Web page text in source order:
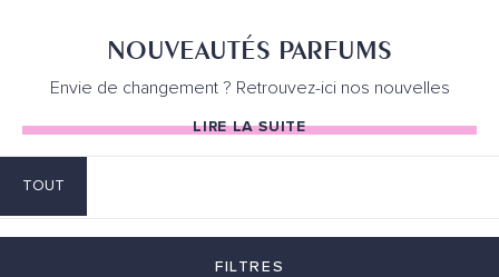
NOUVEAUTÉS PARFUMS
Envie de changement ? Retrouvez-ici nos nouvelles
Notre petit plus ? Des prix exceptionnels, des
choix. Ne cherchez pas plus loin, vous êtes au bon
LIRE LA SUITE
TOUT
FILTRES